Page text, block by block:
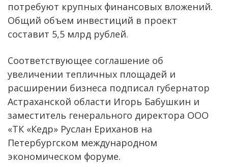
потребуют крупных финансовых вложений.
Общий объем инвестиций в проект
составит 5,5 млрд рублей.
Соответствующее соглашение об
увеличении тепличных площадей и
расширении бизнеса подписал губернатор
Астраханской области Игорь Бабушкин и
заместитель генерального директора ООО
«ТК «Кедр» Руслан Ериханов на
Петербургском международном
экономическом форуме.